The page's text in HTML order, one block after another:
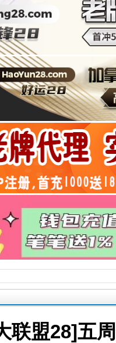
联盟28]五